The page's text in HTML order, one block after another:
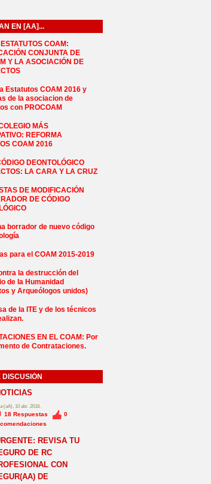
EN [AA]...
COAM:
CONJUNTA DE
Y LA ASOCIACIÓN DE
Estatutos COAM 2016 y
de la asociacion de
con PROCOAM
MÁS
REFORMA
COAM 2016
DEONTOLÓGICO
LA CARA Y LA CRUZ
DE MODIFICACIÓN
DE CÓDIGO
borrador de nuevo código
para el COAM 2015-2019
la destrucción del
de la Humanidad
y Arqueólogos unidos)
de la ITE y de los técnicos
EN EL COAM: Por
de Contrataciones.
DISCUSIÓN
10 abr. 2018.
18 Respuestas
0
REVISA TU
DE RC
CON
DE